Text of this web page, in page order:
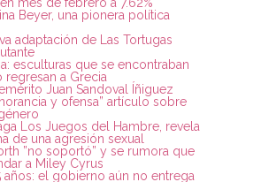
Beyer, una pionera política
adaptación de Las Tortugas
esculturas que se encontraban
regresan a Grecia
Juan Sandoval Íñiguez
y ofensa” artículo sobre
Los Juegos del Hambre, revela
de una agresión sexual
”no soportó” y se rumora que
a Miley Cyrus
años: el gobierno aún no entrega